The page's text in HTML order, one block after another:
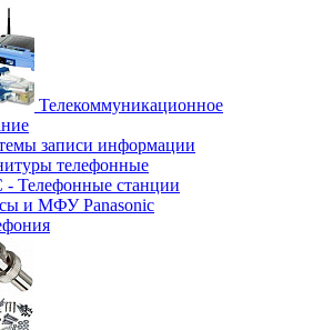
Телекоммуникационное
записи информации
телефонные
Телефонные станции
и МФУ Panasonic